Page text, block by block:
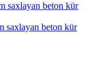
saxlayan beton kür
saxlayan beton kür